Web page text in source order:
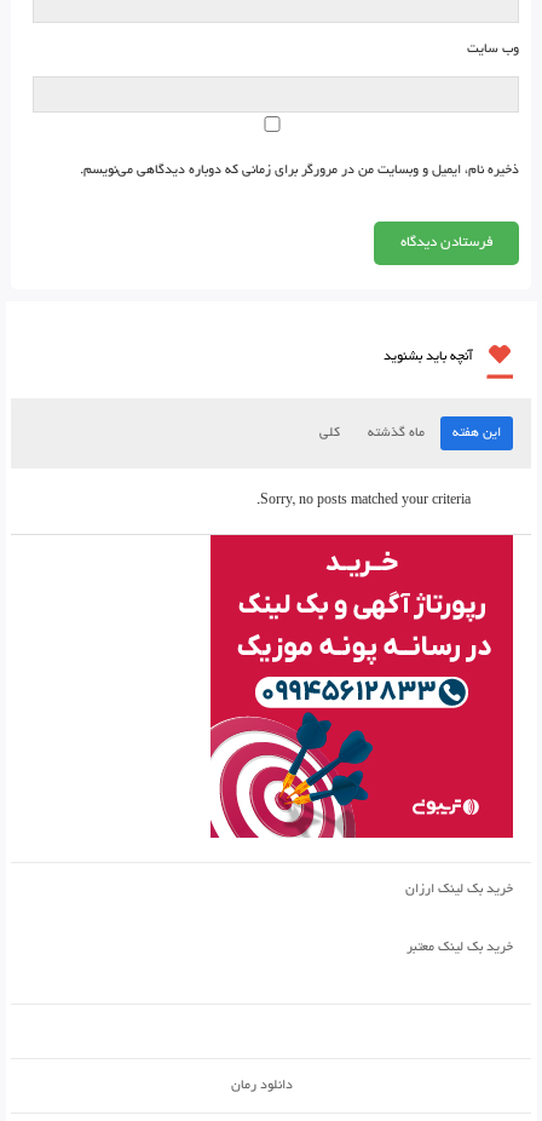
وب‌ سایت
ذخیره نام، ایمیل و وبسایت من در مرورگر برای زمانی که دوباره دیدگاهی می‌نویسم.
آنچه باید بشنوید
این هفته ماه گذشته کلی
Sorry, no posts matched your criteria.
خرید بک لینک ارزان
خرید بک لینک معتبر
دانلود رمان